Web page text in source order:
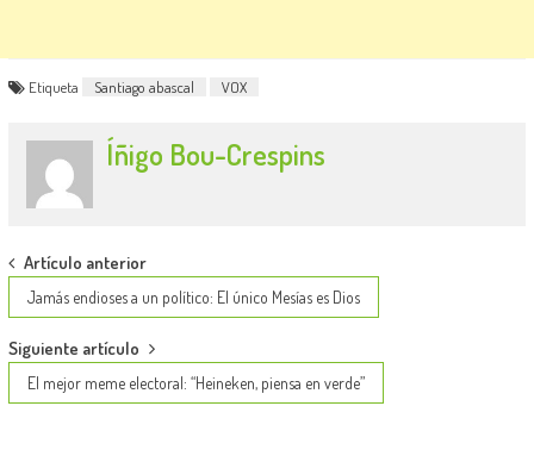
Etiqueta Santiago abascal VOX
Íñigo Bou-Crespins
Post
navigation
Artículo anterior
Jamás endioses a un político: El único Mesías es Dios
Siguiente artículo
El mejor meme electoral: “Heineken, piensa en verde”